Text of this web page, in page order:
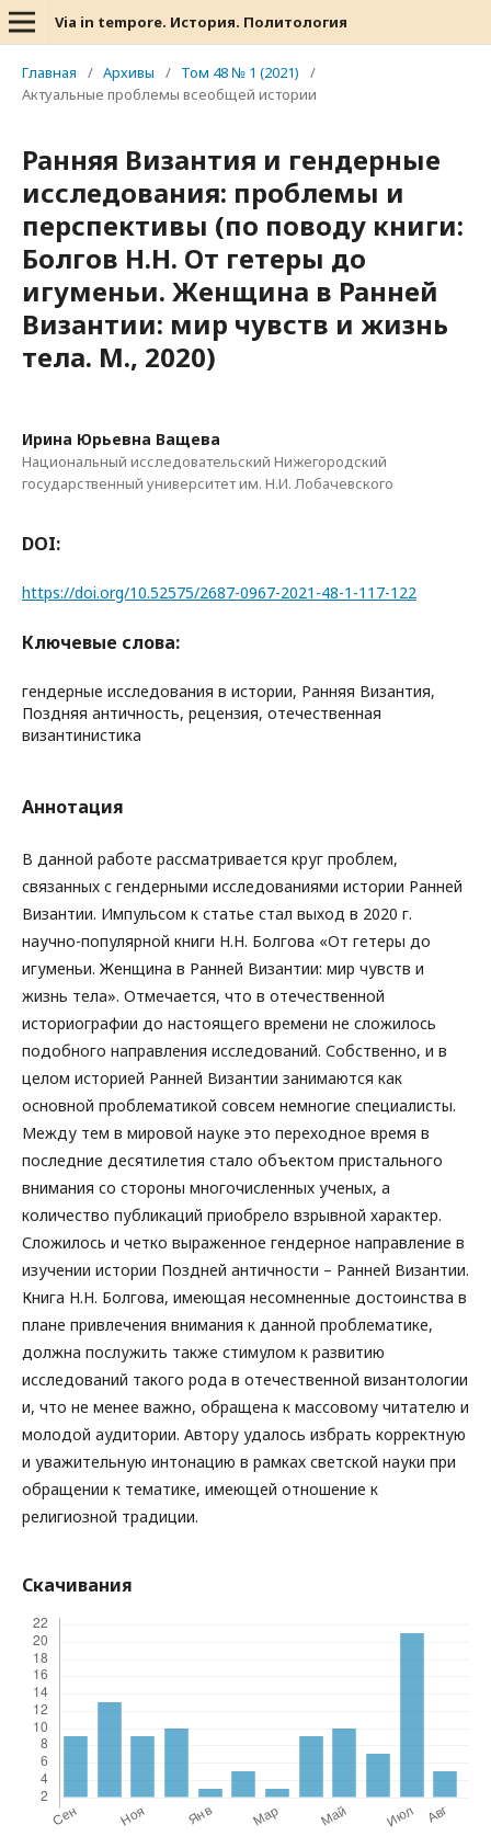
Via in tempore. История. Политология
Главная / Архивы / Том 48 № 1 (2021)
/
Актуальные проблемы всеобщей истории
Ранняя Византия и гендерные
исследования: проблемы и
перспективы (по поводу книги:
Болгов Н.Н. От гетеры до
игуменьи. Женщина в Ранней
Византии: мир чувств и жизнь
тела. М., 2020)
Ирина Юрьевна Ващева
Национальный исследовательский Нижегородский
государственный университет им. Н.И. Лобачевского
DOI:
https://doi.org/10.52575/2687-0967-2021-48-1-117-122
Ключевые слова:
гендерные исследования в истории, Ранняя Византия,
Поздняя античность, рецензия, отечественная
византинистика
Аннотация
В данной работе рассматривается круг проблем,
связанных с гендерными исследованиями истории Ранней
Византии. Импульсом к статье стал выход в 2020 г.
научно-популярной книги Н.Н. Болгова «От гетеры до
игуменьи. Женщина в Ранней Византии: мир чувств и
жизнь тела». Отмечается, что в отечественной
историографии до настоящего времени не сложилось
подобного направления исследований. Собственно, и в
целом историей Ранней Византии занимаются как
основной проблематикой совсем немногие специалисты.
Между тем в мировой науке это переходное время в
последние десятилетия стало объектом пристального
внимания со стороны многочисленных ученых, а
количество публикаций приобрело взрывной характер.
Сложилось и четко выраженное гендерное направление в
изучении истории Поздней античности – Ранней Византии.
Книга Н.Н. Болгова, имеющая несомненные достоинства в
плане привлечения внимания к данной проблематике,
должна послужить также стимулом к развитию
исследований такого рода в отечественной византологии
и, что не менее важно, обращена к массовому читателю и
молодой аудитории. Автору удалось избрать корректную
и уважительную интонацию в рамках светской науки при
обращении к тематике, имеющей отношение к
религиозной традиции.
Скачивания